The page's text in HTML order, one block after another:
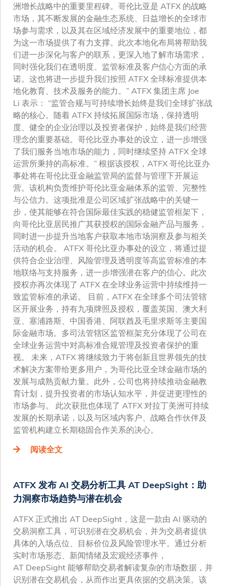
洲增长战略中的重要里程碑。哥伦比亚是 ATFX 的战略
市场，其不断发展的金融生态系统、日益增长的全球市
场参与需求，以及其在区域经济发展中的重要地位，都
为这一市场提供了有力支撑。此次本地化布局将帮助我
们进一步深化与客户的联系，更深入地了解市场需求，
同时强化我们在透明度、监管标准及客户信心方面的承
诺。这也将进一步提升我们按照 ATFX 全球标准提供本
地化教育、技术及服务的能力。” ATFX 集团主席 Joe
Li 表示： “监管合规与可持续增长始终是我们全球扩张战
略的核心。随着 ATFX 持续拓展国际市场，保持透明
度、健全的企业治理以及投资者保护，始终是我们经营
理念的重要基础。哥伦比亚办事处的设立，进一步增强
了我们服务当地市场的能力，同时继续坚持 ATFX 全球
运营所秉持的高标准。” 根据该授权，ATFX 哥伦比亚办
事处将在哥伦比亚金融监管局的监督与管理下开展运
营。该机构负责维护哥伦比亚金融体系的监管、完整性
与公信力。这项批准是公司区域扩张战略中的关键一
步，使其能够在符合国际最佳实践的稳健监管框架下，
向哥伦比亚居民推广其获授权的国际金融产品与服务，
同时进一步提升当地客户获取本地市场洞察及参与相关
活动的机会。 ATFX 哥伦比亚办事处的设立，将通过提
供符合企业治理、风险管理及透明度等高监管标准的本
地联络与支持服务，进一步增强潜在客户的信心。此次
授权亦再次体现了 ATFX 在全球业务运营中持续维持一
致监管标准的承诺。 目前，ATFX 在全球多个司法管辖
区开展业务，持有九项牌照及授权，覆盖英国、澳大利
亚、塞浦路斯、中国香港、阿联酋及毛里求斯等主要国
际金融市场。多司法管辖区监管框架充分体现了公司在
全球业务运营中对高标准合规管理及投资者保护的重
视。 未来，ATFX 将继续致力于将创新且世界领先的技
术解决方案带给更多用户，为哥伦比亚全球金融市场的
发展与成熟贡献力量。此外，公司也将持续推动金融教
育计划，提升投资者的市场认知水平，并促进更理性的
市场参与。 此次获批也体现了 ATFX 对拉丁美洲可持续
发展的长期承诺，以及与区域内客户、战略合作伙伴及
监管机构建立长期稳固合作关系的决心。
阅读全文
ATFX 发布 AI 交易分析工具 AT DeepSight：助
力洞察市场趋势与潜在机会
ATFX 正式推出 AT DeepSight，这是一款由 AI 驱动的
交易洞察工具，可识别潜在交易机会，并为交易者提供
具体的入场点位、目标价位及风险管理水平。通过分析
实时市场形态、新闻情绪及宏观经济事件，
AT DeepSight 能够帮助交易者解读复杂的市场数据，并
识别潜在交易机会，从而作出更具依据的交易决策。该